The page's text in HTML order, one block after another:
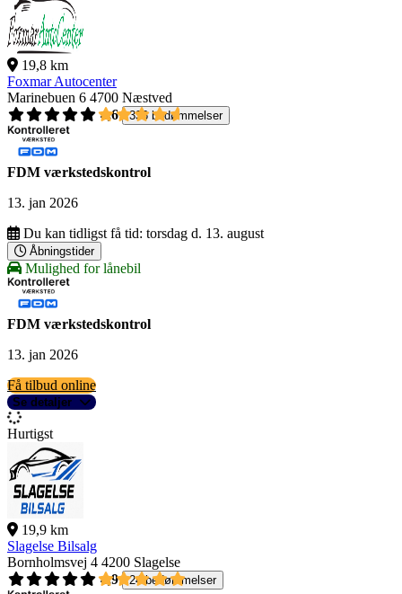
19,8 km
Foxmar Autocenter
Marinebuen 6 4700 Næstved
4,6
336 bedømmelser
FDM værkstedskontrol
13. jan 2026
Du kan tidligst få tid: torsdag d. 13. august
Åbningstider
Mulighed for lånebil
FDM værkstedskontrol
13. jan 2026
Få tilbud online
Se detaljer
Hurtigst
19,9 km
Slagelse Bilsalg
Bornholmsvej 4 4200 Slagelse
4,9
24 bedømmelser